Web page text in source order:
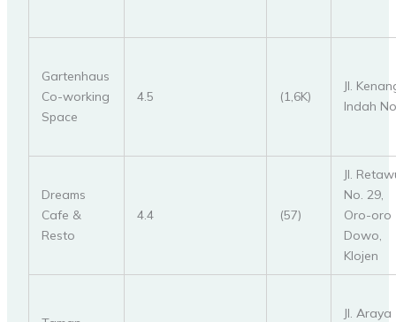
Gartenhaus
Co-working
Space
4.5 (1,6K)
Jl.
Indah
Dreams
Cafe &
Resto
4.4 (57)
Jl.
No. 29,
Oro-oro
Dowo,
Klojen
Jl. Araya